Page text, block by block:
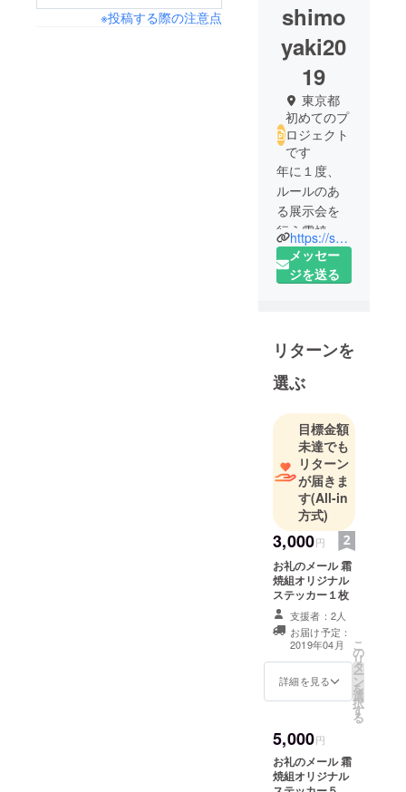
※投稿する際の注意点
shimo
yaki20
19
東京都
初めてのプ
ロジェクト
です
年に１度、
ルールのあ
る展示会を
行う霜焼組
です！
twitter:
「霜焼電波
台」
facebook:
https://www.f
acebook.co
m/shimoyaki
group/
https://shimoyaki.com/issyokusokuhatsu/
メッセー
ジを送る
リターンを
選ぶ
目標金額
未達でも
リターン
が届きま
す(All-in
方式)
3,000円
お礼のメール 霜
焼組オリジナル
ステッカー１枚
支援者：2人
お届け予定：
2019年04月
詳細を見る
こ
の
リ
タ
ー
ン
を
選
択
す
る
5,000円
お礼のメール 霜
焼組オリジナル